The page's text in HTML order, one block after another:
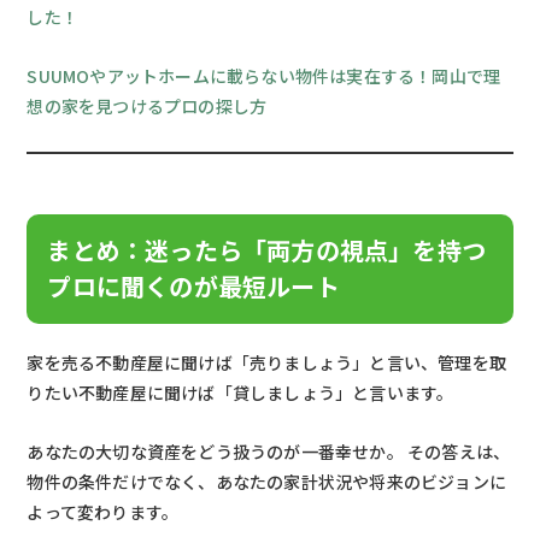
した！
SUUMOやアットホームに載らない物件は実在する！岡山で理
想の家を見つけるプロの探し方
まとめ：迷ったら「両方の視点」を持つ
プロに聞くのが最短ルート
家を売る不動産屋に聞けば「売りましょう」と言い、管理を取
りたい不動産屋に聞けば「貸しましょう」と言います。
あなたの大切な資産をどう扱うのが一番幸せか。 その答えは、
物件の条件だけでなく、あなたの家計状況や将来のビジョンに
よって変わります。